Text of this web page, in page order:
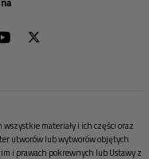
materiały i ich części oraz
utworów lub wytworów objętych
i prawach pokrewnych lub Ustawy z